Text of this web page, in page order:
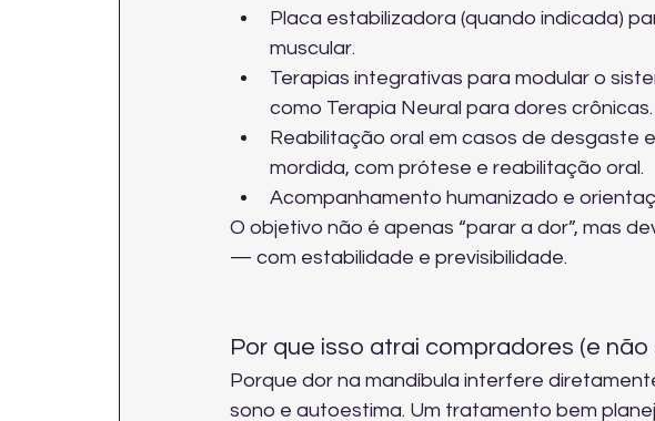
Placa estabilizadora (quando indicada)
muscular.
Terapias integrativas para modular o
como Terapia Neural para dores crônicas.
Reabilitação oral em casos de desgaste
mordida, com prótese e reabilitação oral.
Acompanhamento humanizado e
O objetivo não é apenas “parar a dor”, mas
— com estabilidade e previsibilidade.
Por que isso atrai compradores (e não
Porque dor na mandíbula interfere
sono e autoestima. Um tratamento bem